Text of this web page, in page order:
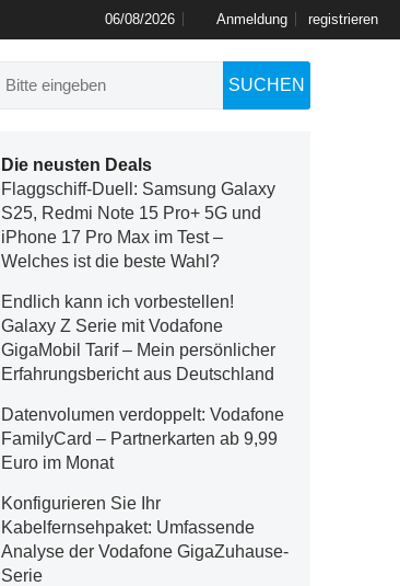
06/08/2026 Anmeldung registrieren
SUCHEN
Die neusten Deals
Flaggschiff-Duell: Samsung Galaxy
S25, Redmi Note 15 Pro+ 5G und
iPhone 17 Pro Max im Test –
Welches ist die beste Wahl?
Endlich kann ich vorbestellen!
Galaxy Z Serie mit Vodafone
GigaMobil Tarif – Mein persönlicher
Erfahrungsbericht aus Deutschland
Datenvolumen verdoppelt: Vodafone
FamilyCard – Partnerkarten ab 9,99
Euro im Monat
Konfigurieren Sie Ihr
Kabelfernsehpaket: Umfassende
Analyse der Vodafone GigaZuhause-
Serie